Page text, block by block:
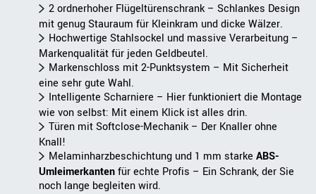
2 ordnerhoher Flügeltürenschrank – Schlankes Design
mit genug Stauraum für Kleinkram und dicke Wälzer.
Hochwertige Stahlsockel und massive Verarbeitung –
Markenqualität für jeden Geldbeutel.
Markenschloss mit 2-Punktsystem – Mit Sicherheit
eine sehr gute Wahl.
Intelligente Scharniere – Hier funktioniert die Montage
wie von selbst: Mit einem Klick ist alles drin.
Türen mit Softclose-Mechanik – Der Knaller ohne
Knall!
Melaminharzbeschichtung und 1 mm starke ABS-
Umleimerkantenfür echte Profis – Ein Schrank, der Sie
noch lange begleiten wird.